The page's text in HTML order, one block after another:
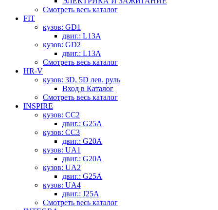
Смотреть весь каталог
FIT
кузов: GD1
двиг.: L13A
кузов: GD2
двиг.: L13A
Смотреть весь каталог
HR-V
кузов: 3D, 5D лев. руль
Вход в Каталог
Смотреть весь каталог
INSPIRE
кузов: CC2
двиг.: G25A
кузов: CC3
двиг.: G20A
кузов: UA1
двиг.: G20A
кузов: UA2
двиг.: G25A
кузов: UA4
двиг.: J25A
Смотреть весь каталог